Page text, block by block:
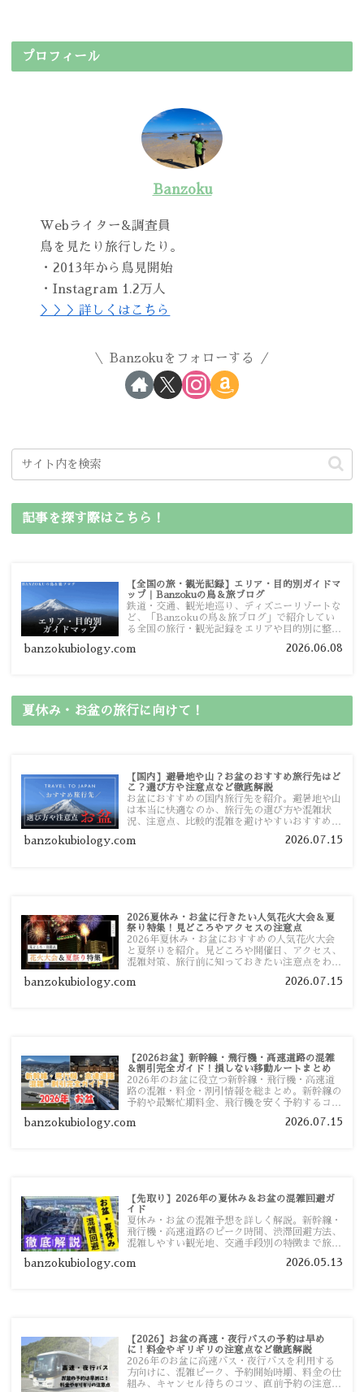
プロフィール
Banzoku
Webライター&調査員
鳥を見たり旅行したり。
・2013年から鳥見開始
・Instagram 1.2万人
＞＞＞詳しくはこちら
Banzokuをフォローする
記事を探す際はこちら！
【全国の旅・観光記録】エリア・目的別ガイドマ
ップ｜Banzokuの鳥＆旅ブログ
鉄道・交通、観光地巡り、ディズニーリゾートな
ど、「Banzokuの鳥＆旅ブログ」で紹介してい
る全国の旅行・観光記録をエリアや目的別に整理
ガイドマップからスムーズに見つけていただけま
banzokubiology.com 2026.06.08
夏休み・お盆の旅行に向けて！
【国内】避暑地や山？お盆のおすすめ旅行先はど
こ？選び方や注意点など徹底解説
お盆におすすめの国内旅行先を紹介。避暑地や山
は本当に快適なのか、旅行先の選び方や混雑状
況、注意点、比較的混雑を避けやすいおすすめス
す。
banzokubiology.com 2026.07.15
2026夏休み・お盆に行きたい人気花火大会＆夏
祭り特集！見どころやアクセスの注意点
2026年夏休み・お盆におすすめの人気花火大会
と夏祭りを紹介。見どころや開催日、アクセス、
混雑対策、旅行前に知っておきたい注意点をわか
banzokubiology.com 2026.07.15
【2026お盆】新幹線・飛行機・高速道路の混雑
＆割引完全ガイド！損しない移動ルートまとめ
2026年のお盆に役立つ新幹線・飛行機・高速道
路の混雑・料金・割引情報を総まとめ。新幹線の
予約や最繁忙期料金、飛行機を安く予約するコ
い移動方法を分かりやすく解説します。
banzokubiology.com 2026.07.15
【先取り】2026年の夏休み＆お盆の混雑回避ガ
イド
夏休み・お盆の混雑予想を詳しく解説。新幹線・
飛行機・高速道路のピーク時間、渋滞回避方法、
混雑しやすい観光地、交通手段別の特徴まで旅行
banzokubiology.com 2026.05.13
【2026】お盆の高速・夜行バスの予約は早め
に！料金やギリギリの注意点など徹底解説
2026年のお盆に高速バス・夜行バスを利用する
方向けに、混雑ピーク、予約開始時期、料金の仕
組み、キャンセル待ちのコツ、直前予約の注意点